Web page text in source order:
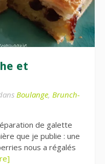
et
Boulange, Brunch-
de galette
que je publie : une
nous a régalés